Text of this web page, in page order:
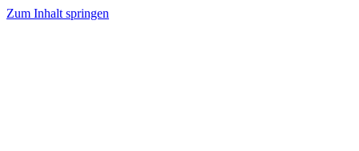
Zum Inhalt springen